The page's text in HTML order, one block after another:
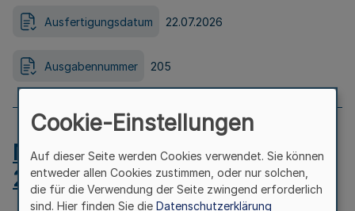
Ausfertigungsdatum 22.07.2026
Ausgabennummer 205
MB.NRW 2026 Nr. 204 vom
24.07.2026
Cookie-Einstellungen
Auf dieser Seite werden Cookies verwendet. Sie können
entweder allen Cookies zustimmen, oder nur solchen,
die für die Verwendung der Seite zwingend erforderlich
sind. Hier finden Sie die Datenschutzerklärung